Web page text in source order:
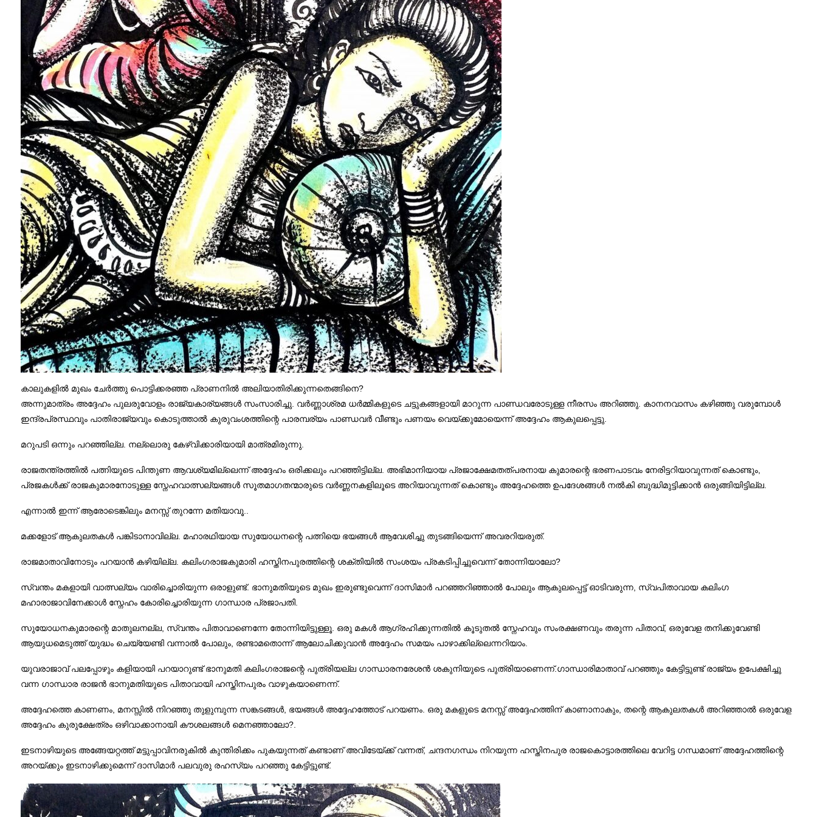
കാലുകളിൽ മുഖം ചേർത്തു പൊട്ടിക്കരഞ്ഞ പ്രാണനിൽ അലിയാതിരിക്കുന്നതെങ്ങിനെ?
അന്നുമാത്രം അദ്ദേഹം പുലരുവോളം രാജ്യകാര്യങ്ങൾ സംസാരിച്ചു. വർണ്ണാശ്രമ ധർമ്മികളുടെ ചട്ടുകങ്ങളായി മാറുന്ന പാണ്ഡവരോടുള്ള നീരസം അറിഞ്ഞു. കാനനവാസം കഴിഞ്ഞു വരുമ്പോൾ
ഇന്ദ്രപ്രസ്ഥവും പാതിരാജ്യവും കൊടുത്താൽ കുരുവംശത്തിന്റെ പാരമ്പര്യം പാണ്ഡവർ വീണ്ടും പണയം വെയ്ക്കുമോയെന്ന് അദ്ദേഹം ആകുലപ്പെട്ടു.
മറുപടി ഒന്നും പറഞ്ഞില്ല. നല്ലൊരു കേഴ്‌വിക്കാരിയായി മാത്രമിരുന്നു.
രാജതന്ത്രത്തിൽ പത്നിയുടെ പിന്തുണ ആവശ്യമില്ലെന്ന് അദ്ദേഹം ഒരിക്കലും പറഞ്ഞിട്ടില്ല. അഭിമാനിയായ പ്രജാക്ഷേമതത്പരനായ കുമാരന്റെ ഭരണപാടവം നേരിട്ടറിയാവുന്നത് കൊണ്ടും,
പ്രജകൾക്ക് രാജകുമാരനോടുള്ള സ്നേഹവാത്സല്യങ്ങൾ സൂതമാഗതന്മാരുടെ വർണ്ണനകളിലൂടെ അറിയാവുന്നത് കൊണ്ടും അദ്ദേഹത്തെ ഉപദേശങ്ങൾ നൽകി ബുദ്ധിമുട്ടിക്കാൻ ഒരുങ്ങിയിട്ടില്ല.
എന്നാൽ ഇന്ന് ആരോടെങ്കിലും മനസ്സ് തുറന്നേ മതിയാവൂ..
മക്കളോട് ആകുലതകൾ പങ്കിടാനാവില്ല. മഹാരഥിയായ സുയോധനന്റെ പത്നിയെ ഭയങ്ങൾ ആവേശിച്ചു തുടങ്ങിയെന്ന് അവരറിയരുത്.
രാജമാതാവിനോടും പറയാൻ കഴിയില്ല. കലിംഗരാജകുമാരി ഹസ്തിനപുരത്തിന്റെ ശക്തിയിൽ സംശയം പ്രകടിപ്പിച്ചുവെന്ന് തോന്നിയാലോ?
സ്വന്തം മകളായി വാത്സല്യം വാരിച്ചൊരിയുന്ന ഒരാളുണ്ട്. ഭാനുമതിയുടെ മുഖം ഇരുണ്ടുവെന്ന് ദാസിമാർ പറഞ്ഞറിഞ്ഞാൽ പോലും ആകുലപ്പെട്ട് ഓടിവരുന്ന, സ്വപിതാവായ കലിംഗ
മഹാരാജാവിനേക്കാൾ സ്നേഹം കോരിച്ചൊരിയുന്ന ഗാന്ധാര പ്രജാപതി.
സുയോധനകുമാരന്റെ മാതുലനല്ല, സ്വന്തം പിതാവാണെന്നേ തോന്നിയിട്ടുള്ളൂ. ഒരു മകൾ ആഗ്രഹിക്കുന്നതിൽ കൂടുതൽ സ്നേഹവും സംരക്ഷണവും തരുന്ന പിതാവ്, ഒരുവേള തനിക്കുവേണ്ടി
ആയുധമെടുത്ത് യുദ്ധം ചെയ്യേണ്ടി വന്നാൽ പോലും, രണ്ടാമതൊന്ന് ആലോചിക്കുവാൻ അദ്ദേഹം സമയം പാഴാക്കില്ലെന്നറിയാം.
യുവരാജാവ് പലപ്പോഴും കളിയായി പറയാറുണ്ട് ഭാനുമതി കലിംഗരാജന്റെ പുത്രിയല്ല ഗാന്ധാരനരേശൻ ശകുനിയുടെ പുത്രിയാണെന്ന്.ഗാന്ധാരിമാതാവ് പറഞ്ഞും കേട്ടിട്ടുണ്ട് രാജ്യം ഉപേക്ഷിച്ചു
വന്ന ഗാന്ധാര രാജൻ ഭാനുമതിയുടെ പിതാവായി ഹസ്തിനപുരം വാഴുകയാണെന്ന്.
അദ്ദേഹത്തെ കാണണം, മനസ്സിൽ നിറഞ്ഞു തുളുമ്പുന്ന സങ്കടങ്ങൾ, ഭയങ്ങൾ അദ്ദേഹത്തോട് പറയണം. ഒരു മകളുടെ മനസ്സ് അദ്ദേഹത്തിന് കാണാനാകും, തന്റെ ആകുലതകൾ അറിഞ്ഞാൽ ഒരുവേള
അദ്ദേഹം കുരുക്ഷേത്രം ഒഴിവാക്കാനായി കൗശലങ്ങൾ മെനഞ്ഞാലോ?.
ഇടനാഴിയുടെ അങ്ങേയറ്റത്ത് മട്ടുപ്പാവിനരുകിൽ കുന്തിരിക്കം പുകയുന്നത് കണ്ടാണ് അവിടേയ്ക്ക് വന്നത്, ചന്ദനഗന്ധം നിറയുന്ന ഹസ്തിനപുര രാജകൊട്ടാരത്തിലെ വേറിട്ട ഗന്ധമാണ് അദ്ദേഹത്തിന്റെ
അറയ്ക്കും ഇടനാഴിക്കുമെന്ന് ദാസിമാർ പലവുരു രഹസ്യം പറഞ്ഞു കേട്ടിട്ടുണ്ട്.